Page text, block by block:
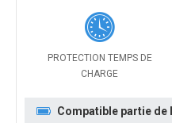
PROTECTION TEMPS DE
CHARGE
Compatible partie de